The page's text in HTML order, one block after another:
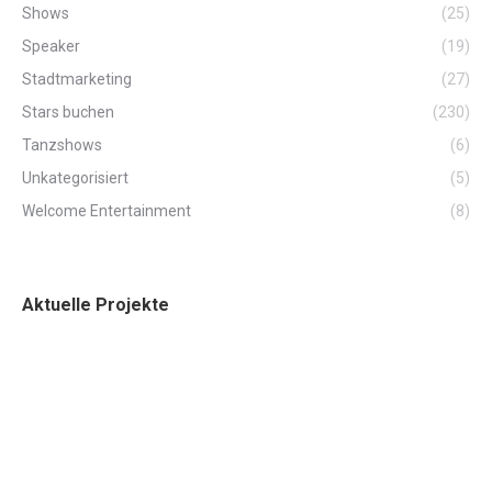
Shows
(25)
Speaker
(19)
Stadtmarketing
(27)
Stars buchen
(230)
Tanzshows
(6)
Unkategorisiert
(5)
Welcome Entertainment
(8)
Aktuelle Projekte